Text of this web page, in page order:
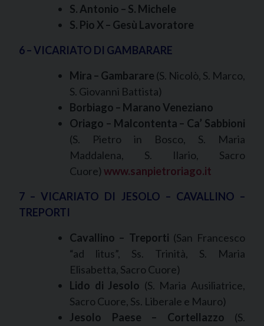
S. Antonio – S. Michele
S. Pio X – Gesù Lavoratore
6 – VICARIATO DI GAMBARARE
Mira – Gambarare (S. Nicolò, S. Marco,
S. Giovanni Battista)
Borbiago – Marano Veneziano
Oriago – Malcontenta – Ca’ Sabbioni
(S. Pietro in Bosco, S. Maria
Maddalena, S. Ilario, Sacro
Cuore) www.sanpietroriago.it
7 – VICARIATO DI JESOLO – CAVALLINO –
TREPORTI
Cavallino – Treporti (San Francesco
“ad litus”, Ss. Trinità, S. Maria
Elisabetta, Sacro Cuore)
Lido di Jesolo (S. Maria Ausiliatrice,
Sacro Cuore, Ss. Liberale e Mauro)
Jesolo Paese – Cortellazzo (S.